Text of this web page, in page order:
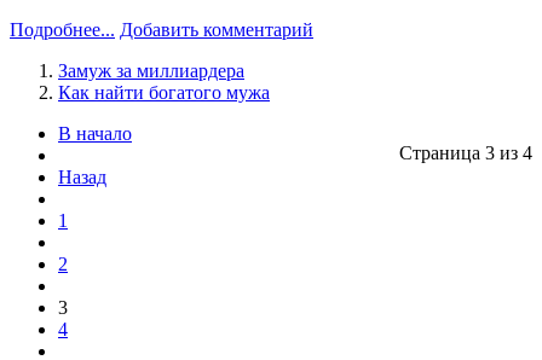
Подробнее... Добавить комментарий
Замуж за миллиардера
Как найти богатого мужа
Страница 3 из 4
В начало
Назад
1
2
3
4